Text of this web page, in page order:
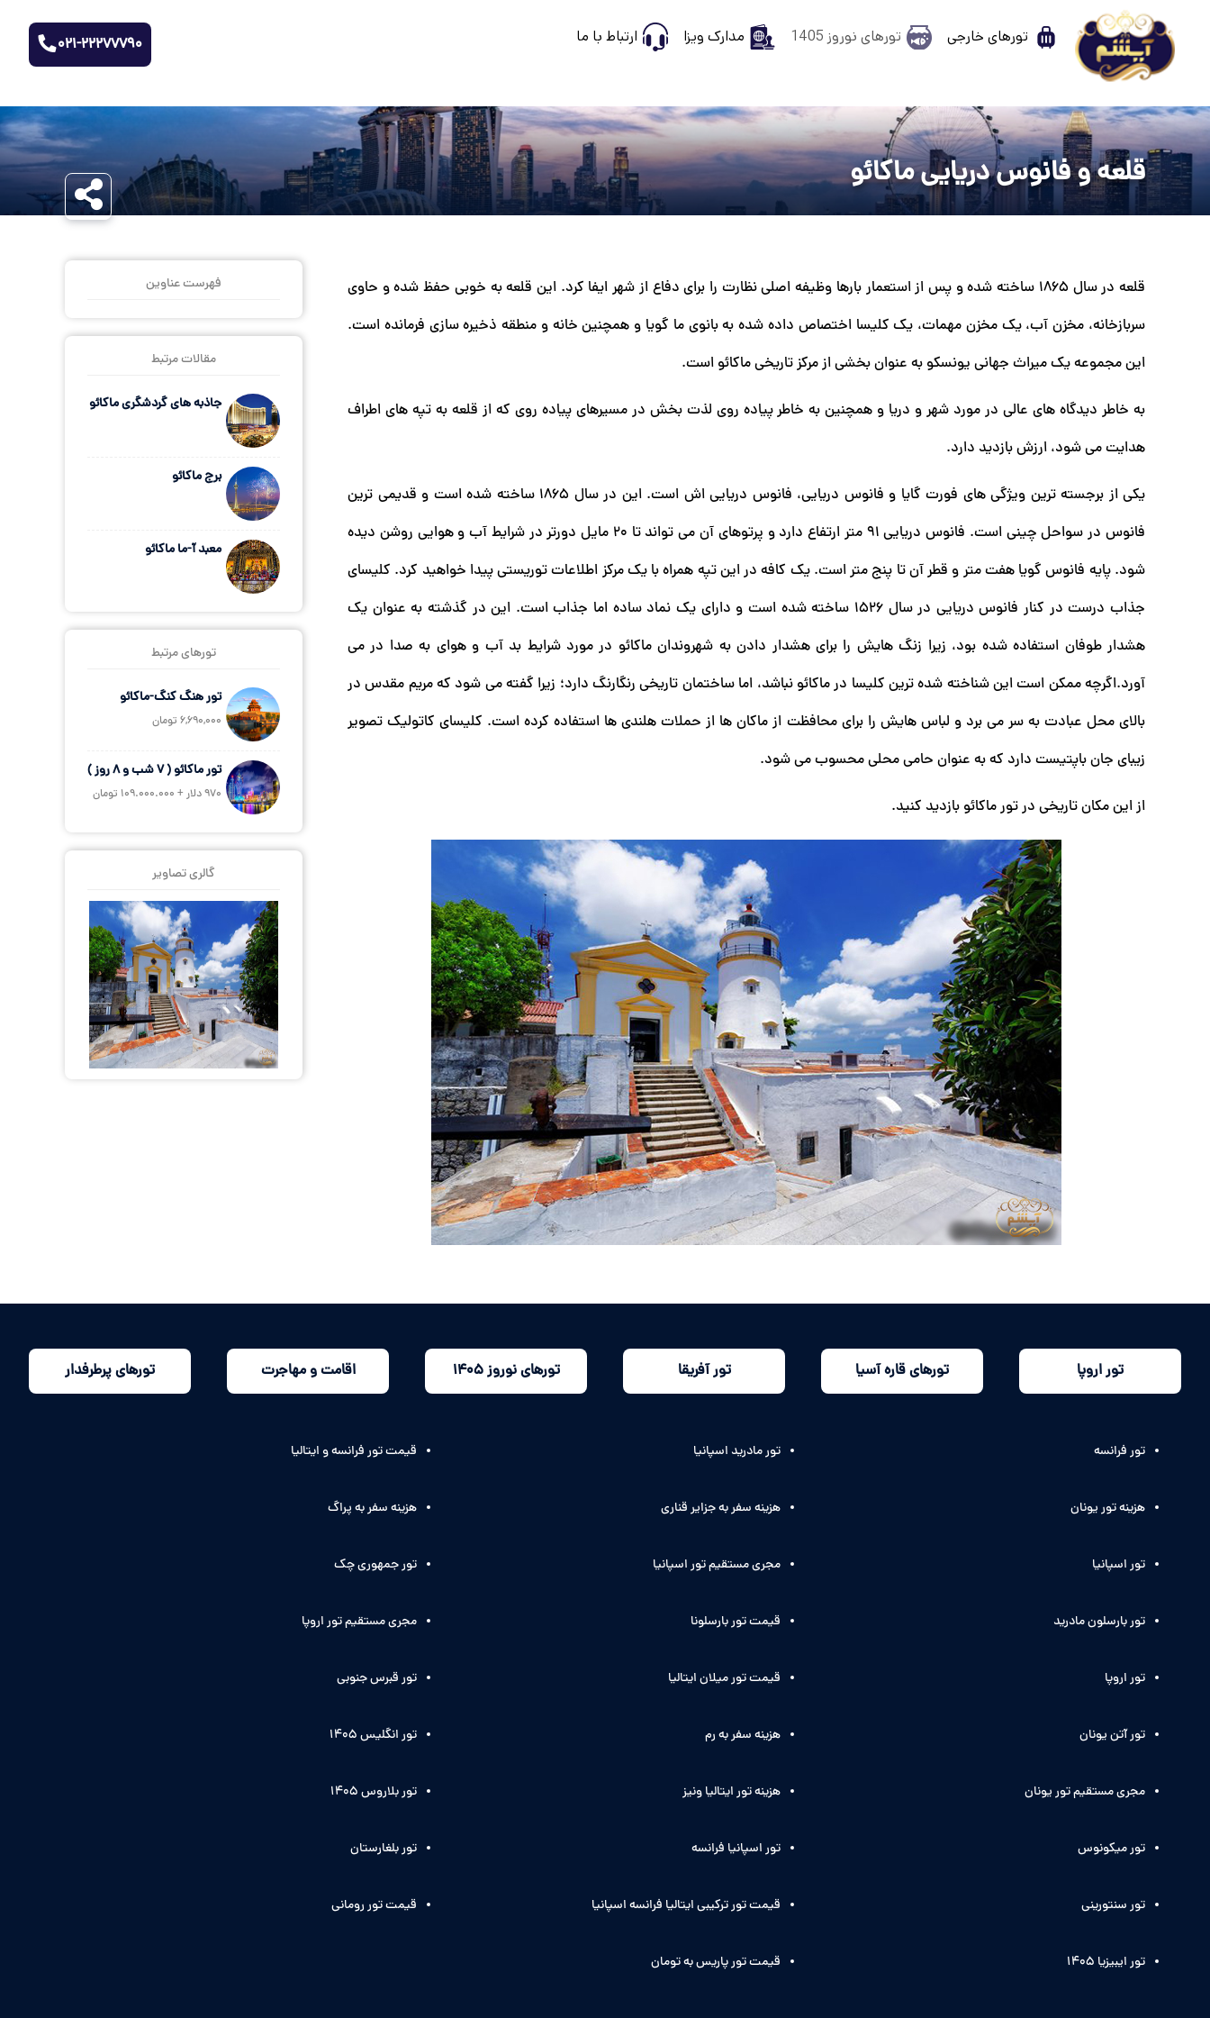
تورهای خارجی تورهای نوروز 1405 مدارک ویزا ارتباط با ما 021-22277790
قلعه و فانوس دریایی ماکائو
قلعه در سال 1865 ساخته شده و پس از استعمار بارها وظیفه اصلی نظارت را برای دفاع از شهر ایفا کرد. این قلعه به خوبی حفظ شده و حاوی
سربازخانه، مخزن آب، یک مخزن مهمات، یک کلیسا اختصاص داده شده به بانوی ما گویا و همچنین خانه و منطقه ذخیره سازی فرمانده است.
این مجموعه یک میراث جهانی یونسکو به عنوان بخشی از مرکز تاریخی ماکائو است.
به خاطر دیدگاه های عالی در مورد شهر و دریا و همچنین به خاطر پیاده روی لذت بخش در مسیرهای پیاده روی که از قلعه به تپه های اطراف
هدایت می شود، ارزش بازدید دارد.
یکی از برجسته ترین ویژگی های فورت گایا و فانوس دریایی، فانوس دریایی اش است. این در سال 1865 ساخته شده است و قدیمی ترین
فانوس در سواحل چینی است. فانوس دریایی 91 متر ارتفاع دارد و پرتوهای آن می تواند تا 20 مایل دورتر در شرایط آب و هوایی روشن دیده
شود. پایه فانوس گویا هفت متر و قطر آن تا پنج متر است. یک کافه در این تپه همراه با یک مرکز اطلاعات توریستی پیدا خواهید کرد. کلیسای
جذاب درست در کنار فانوس دریایی در سال 1526 ساخته شده است و دارای یک نماد ساده اما جذاب است. این در گذشته به عنوان یک
هشدار طوفان استفاده شده بود، زیرا زنگ هایش را برای هشدار دادن به شهروندان ماکائو در مورد شرایط بد آب و هوای به صدا در می
آورد.اگرچه ممکن است این شناخته شده ترین کلیسا در ماکائو نباشد، اما ساختمان تاریخی رنگارنگ دارد؛ زیرا گفته می شود که مریم مقدس در
بالای محل عبادت به سر می برد و لباس هایش را برای محافظت از ماکان ها از حملات هلندی ها استفاده کرده است. کلیسای کاتولیک تصویر
زیبای جان باپتیست دارد که به عنوان حامی محلی محسوب می شود.
از این مکان تاریخی در تور ماکائو بازدید کنید.
فهرست عناوین
مقالات مرتبط
جاذبه های گردشگری ماکائو
برج ماکائو
معبد آ-ما ماکائو
تورهای مرتبط
تور هنگ کنگ-ماکائو
6,690,000 تومان
تور ماکائو ( 7 شب و 8 روز )
970 دلار + 109.000.000 تومان
گالری تصاویر
تور اروپا تورهای قاره آسیا تور آفریقا تورهای نوروز 1405 اقامت و مهاجرت تورهای پرطرفدار
تور فرانسه
هزینه تور یونان
تور اسپانیا
تور بارسلون مادرید
تور اروپا
تور آتن یونان
مجری مستقیم تور یونان
تور میکونوس
تور سنتورینی
تور ایبیزیا 1405
تور مادرید اسپانیا
هزینه سفر به جزایر قناری
مجری مستقیم تور اسپانیا
قیمت تور بارسلونا
قیمت تور میلان ایتالیا
هزینه سفر به رم
هزینه تور ایتالیا ونیز
تور اسپانیا فرانسه
قیمت تور ترکیبی ایتالیا فرانسه اسپانیا
قیمت تور پاریس به تومان
قیمت تور فرانسه و ایتالیا
هزینه سفر به پراگ
تور جمهوری چک
مجری مستقیم تور اروپا
تور قبرس جنوبی
تور انگلیس ۱۴۰5
تور بلاروس 1405
تور بلغارستان
قیمت تور رومانی